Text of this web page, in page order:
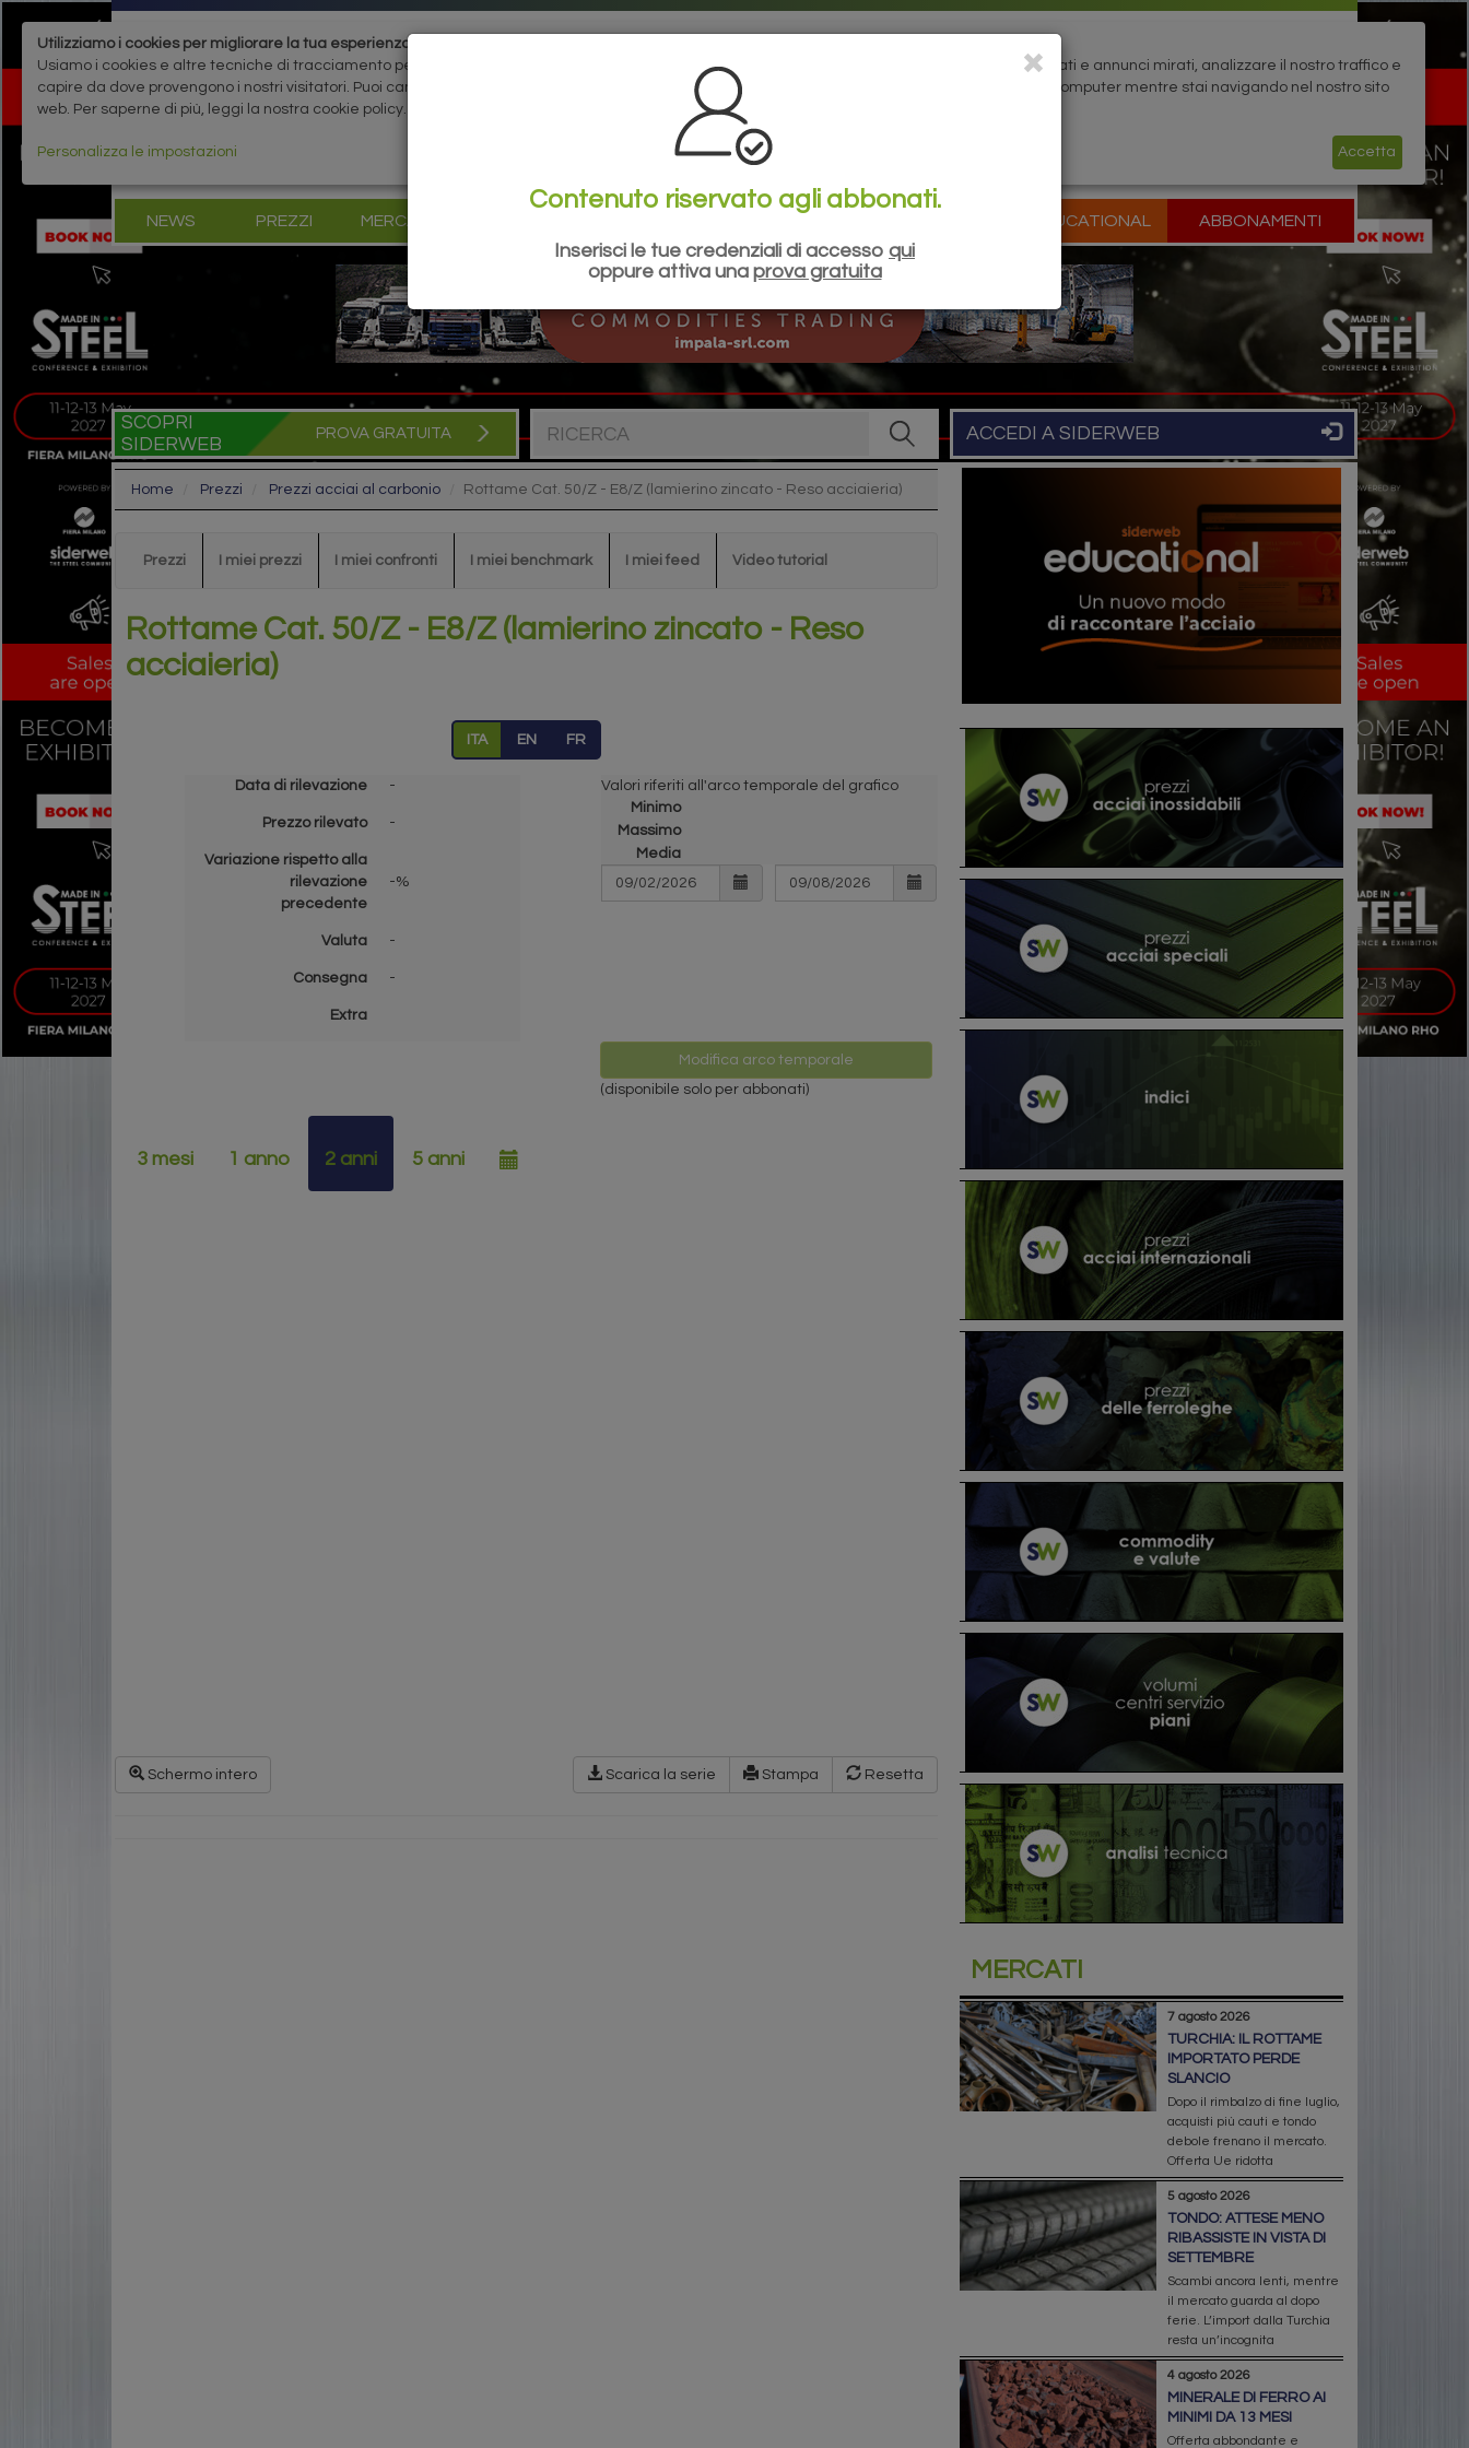
NEWS PREZZI MERCATI EDUCATIONAL ABBONAMENTI
SCOPRI
SIDERWEB
PROVA GRATUITA ACCEDI A SIDERWEB
Home Prezzi Prezzi acciai al carbonio Rottame Cat. 50/Z - E8/Z (lamierino zincato - Reso acciaieria)
Prezzi I miei prezzi I miei confronti I miei benchmark I miei feed Video tutorial
Rottame Cat. 50/Z - E8/Z (lamierino zincato - Reso
acciaieria)
ITA EN FR
Data di rilevazione -
Prezzo rilevato -
Variazione rispetto alla
rilevazione
precedente
-%
Valuta -
Consegna -
Extra
Valori riferiti all'arco temporale del grafico
Minimo
Massimo
Media
Modifica arco temporale
(disponibile solo per abbonati)
3 mesi 1 anno 2 anni 5 anni
Schermo intero Scarica la serie Stampa Resetta
MERCATI
7 agosto 2026
TURCHIA: IL ROTTAME
IMPORTATO PERDE
SLANCIO
Dopo il rimbalzo di fine luglio,
acquisti più cauti e tondo
debole frenano il mercato.
Offerta Ue ridotta
5 agosto 2026
TONDO: ATTESE MENO
RIBASSISTE IN VISTA DI
SETTEMBRE
Scambi ancora lenti, mentre
il mercato guarda al dopo
ferie. L’import dalla Turchia
resta un’incognita
4 agosto 2026
MINERALE DI FERRO AI
MINIMI DA 13 MESI
Offerta abbondante e
Utilizziamo i cookies per migliorare la tua esperienza
Usiamo i cookies e altre tecniche di tracciamento per migliorare la tua esperienza di navigazione sul nostro sito, mostrare contenuti personalizzati e annunci mirati, analizzare il nostro traffico e
capire da dove provengono i nostri visitatori. Puoi cambiare le tue impostazioni e rifiutare che alcuni tipi di cookies vengano memorizzati sul tuo computer mentre stai navigando nel nostro sito
web. Per saperne di più, leggi la nostra cookie policy.
Personalizza le impostazioni Accetta
Contenuto riservato agli abbonati.
Inserisci le tue credenziali di accesso qui
oppure attiva una prova gratuita